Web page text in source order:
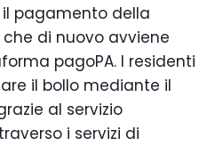
pagamento della
di nuovo avviene
pagoPA. I residenti
il bollo mediante il
al servizio
i servizi di